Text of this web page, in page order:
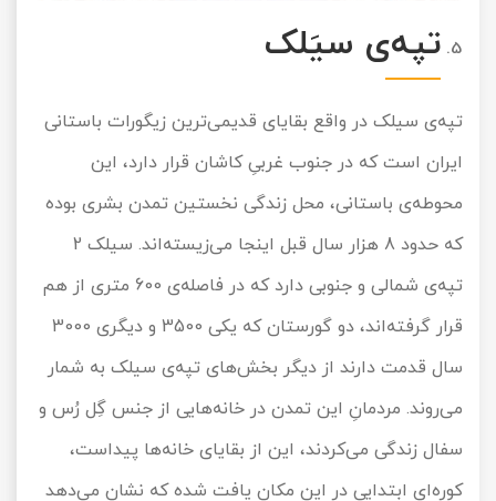
تپه‌ی سیَلک
تپه‌ی سیلک در واقع بقایای قدیمی‌ترین زیگورات باستانی
ایران است که در جنوب غربیِ کاشان قرار دارد، این
محوطه‌ی باستانی، محل زندگی نخستین تمدن بشری بوده
که حدود 8 هزار سال قبل اینجا می‌زیسته‌اند. سیلک 2
تپه‌ی شمالی و جنوبی دارد که در فاصله‌ی 600 متری از هم
قرار گرفته‌اند، دو گورستان که یکی 3500 و دیگری 3000
سال قدمت دارند از دیگر بخش‌های تپه‌ی سیلک به شمار
می‌روند. مردمانِ این تمدن در خانه‌هایی از جنس گِل رُس و
سفال زندگی می‌کردند، این از بقایای خانه‌ها پیداست،
کوره‌ای ابتدایی در این مکان یافت شده که نشان می‌دهد